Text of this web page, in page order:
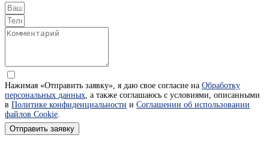
Нажимая «Отправить заявку», я даю свое согласие на Обработку
персональных данных, а также соглашаюсь с условиями, описанными
в Политике конфиденциальности и Соглашении об использовании
файлов Cookie.
Отправить заявку